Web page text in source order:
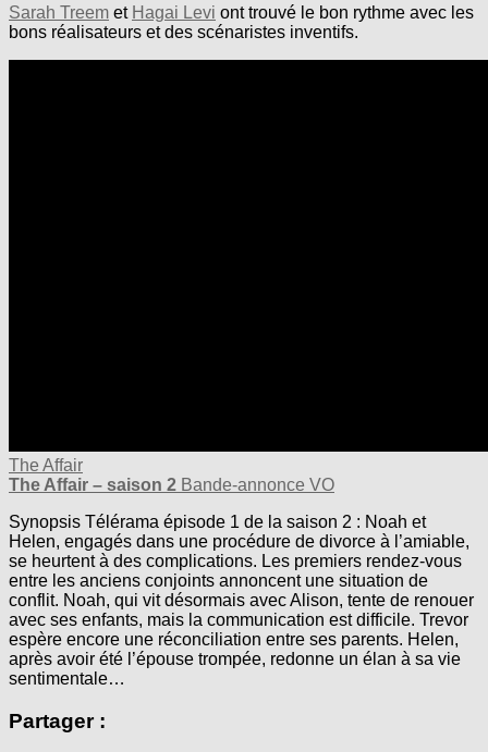
Sarah Treem et Hagai Levi ont trouvé le bon rythme avec les
bons réalisateurs et des scénaristes inventifs.
The Affair
The Affair – saison 2 Bande-annonce VO
Synopsis Télérama épisode 1 de la saison 2 : Noah et
Helen, engagés dans une procédure de divorce à l’amiable,
se heurtent à des complications. Les premiers rendez-vous
entre les anciens conjoints annoncent une situation de
conflit. Noah, qui vit désormais avec Alison, tente de renouer
avec ses enfants, mais la communication est difficile. Trevor
espère encore une réconciliation entre ses parents. Helen,
après avoir été l’épouse trompée, redonne un élan à sa vie
sentimentale…
Partager :